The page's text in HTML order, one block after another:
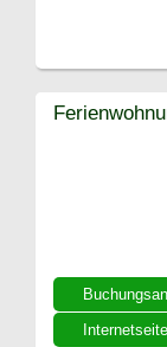
Internetseite